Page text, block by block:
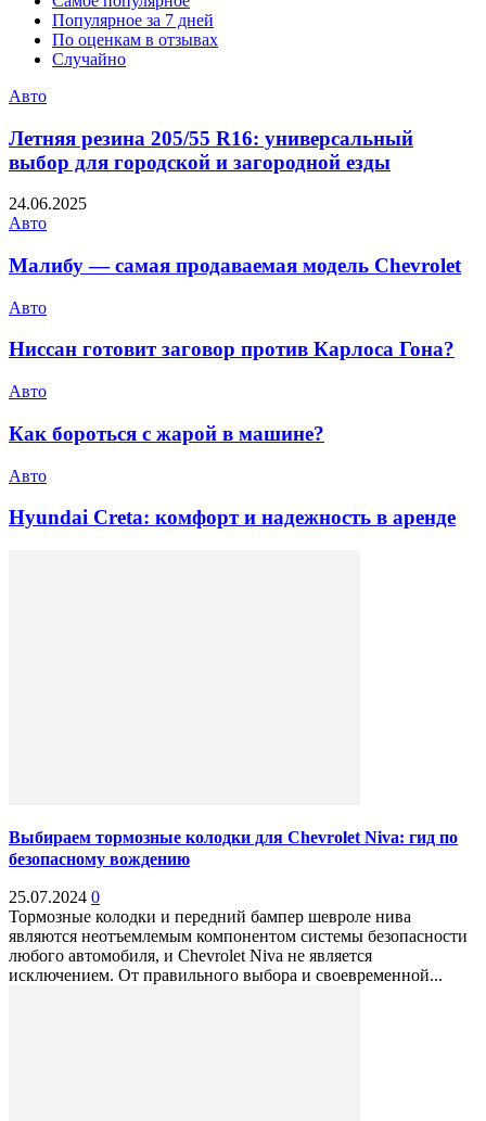
Популярное за 7 дней
По оценкам в отзывах
Случайно
Авто
Летняя резина 205/55 R16: универсальный
выбор для городской и загородной езды
24.06.2025
Авто
Малибу — самая продаваемая модель Chevrolet
Авто
Ниссан готовит заговор против Карлоса Гона?
Авто
Как бороться с жарой в машине?
Авто
Hyundai Creta: комфорт и надежность в аренде
Выбираем тормозные колодки для Chevrolet Niva: гид по
безопасному вождению
25.07.2024 0
Тормозные колодки и передний бампер шевроле нива
являются неотъемлемым компонентом системы безопасности
любого автомобиля, и Chevrolet Niva не является
исключением. От правильного выбора и своевременной...